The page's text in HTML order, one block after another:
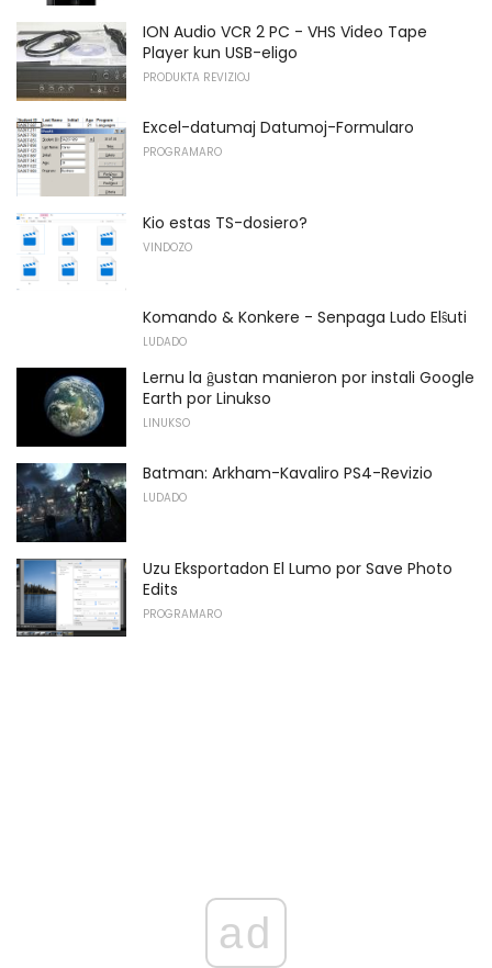
ION Audio VCR 2 PC - VHS Video Tape
Player kun USB-eligo
PRODUKTA REVIZIOJ
Excel-datumaj Datumoj-Formularo
PROGRAMARO
Kio estas TS-dosiero?
VINDOZO
Komando & Konkere - Senpaga Ludo Elŝuti
LUDADO
Lernu la ĝustan manieron por instali Google
Earth por Linukso
LINUKSO
Batman: Arkham-Kavaliro PS4-Revizio
LUDADO
Uzu Eksportadon El Lumo por Save Photo
Edits
PROGRAMARO
ad